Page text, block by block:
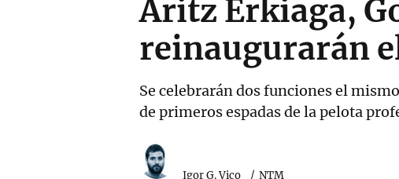
Aritz Erkiaga,
reinaugurarán
Se celebrarán dos funciones el
de primeros espadas de la pelota
Igor G. Vico NTM